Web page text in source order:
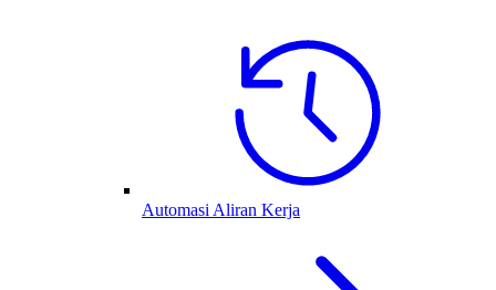
Automasi Aliran Kerja